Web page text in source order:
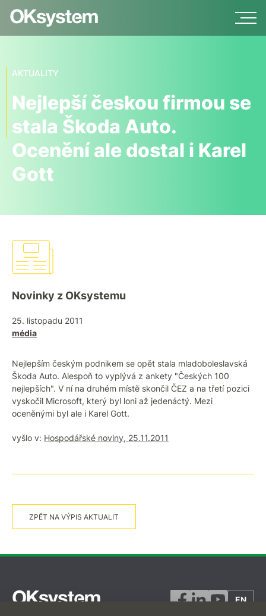
AKTUALITY
Nejlepší českou firmou se
stala Škoda Auto.
Ocenění ale dostal i Karel
Gott
Novinky z OKsystemu
25. listopadu 2011
média
Nejlepším českým podnikem se opět stala mladoboleslavská
Škoda Auto. Alespoň to vyplývá z ankety "Českých 100
nejlepších". V ní na druhém místě skončil ČEZ a na třetí pozici
vyskočil Microsoft, který byl loni až jedenáctý. Mezi
oceněnými byl ale i Karel Gott.
vyšlo v: Hospodářské noviny, 25.11.2011
ZPĚT NA VÝPIS AKTUALIT
EN